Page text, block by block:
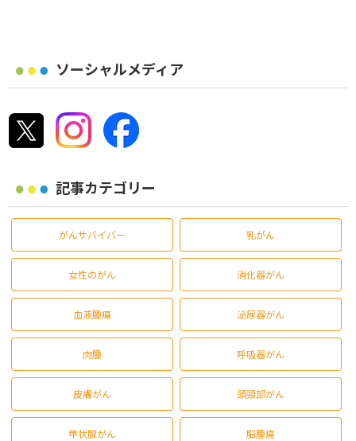
ソーシャルメディア
記事カテゴリー
がんサバイバー 乳がん
女性のがん 消化器がん
血液腫瘍 泌尿器がん
肉腫 呼吸器がん
皮膚がん 頭頸部がん
甲状腺がん 脳腫瘍